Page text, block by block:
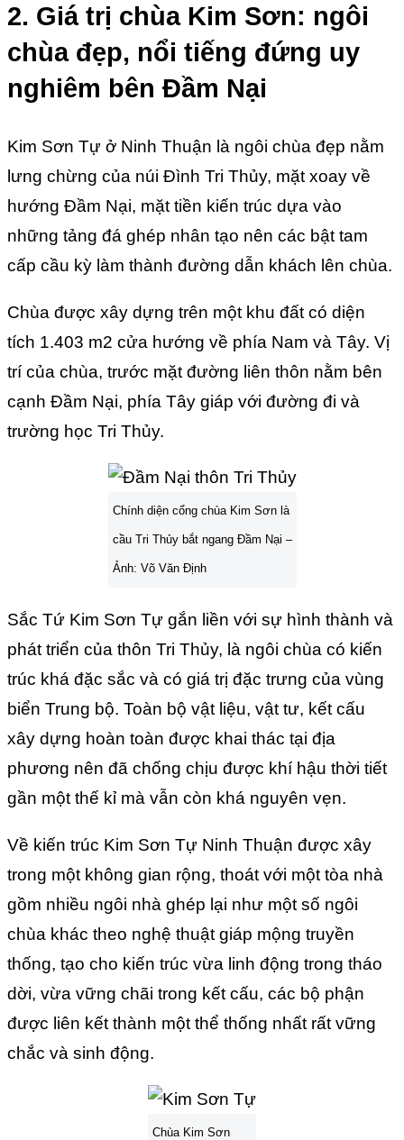
2. Giá trị chùa Kim Sơn: ngôi
chùa đẹp, nổi tiếng đứng uy
nghiêm bên Đầm Nại
Kim Sơn Tự ở Ninh Thuận là ngôi chùa đẹp nằm
lưng chừng của núi Đình Tri Thủy, mặt xoay về
hướng Đầm Nại, mặt tiền kiến trúc dựa vào
những tảng đá ghép nhân tạo nên các bật tam
cấp cầu kỳ làm thành đường dẫn khách lên chùa.
Chùa được xây dựng trên một khu đất có diện
tích 1.403 m2 cửa hướng về phía Nam và Tây. Vị
trí của chùa, trước mặt đường liên thôn nằm bên
cạnh Đầm Nại, phía Tây giáp với đường đi và
trường học Tri Thủy.
Chính diện cổng chùa Kim Sơn là
cầu Tri Thủy bắt ngang Đầm Nại –
Ảnh: Võ Văn Định
Sắc Tứ Kim Sơn Tự gắn liền với sự hình thành và
phát triển của thôn Tri Thủy, là ngôi chùa có kiến
trúc khá đặc sắc và có giá trị đặc trưng của vùng
biển Trung bộ. Toàn bộ vật liệu, vật tư, kết cấu
xây dựng hoàn toàn được khai thác tại địa
phương nên đã chống chịu được khí hậu thời tiết
gần một thế kỉ mà vẫn còn khá nguyên vẹn.
Về kiến trúc Kim Sơn Tự Ninh Thuận được xây
trong một không gian rộng, thoát với một tòa nhà
gồm nhiều ngôi nhà ghép lại như một số ngôi
chùa khác theo nghệ thuật giáp mộng truyền
thống, tạo cho kiến trúc vừa linh động trong tháo
dời, vừa vững chãi trong kết cấu, các bộ phận
được liên kết thành một thể thống nhất rất vững
chắc và sinh động.
Chùa Kim Sơn